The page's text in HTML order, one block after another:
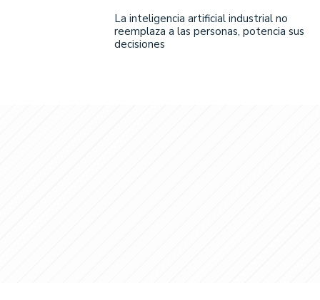
La inteligencia artificial industrial no
reemplaza a las personas, potencia sus
decisiones